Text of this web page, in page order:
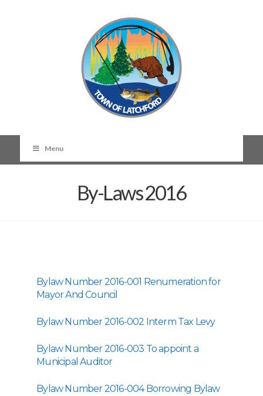
Menu
By-Laws 2016
Bylaw Number 2016-001 Renumeration for
Mayor And Council
Bylaw Number 2016-002 Interm Tax Levy
Bylaw Number 2016-003 To appoint a
Municipal Auditor
Bylaw Number 2016-004 Borrowing Bylaw